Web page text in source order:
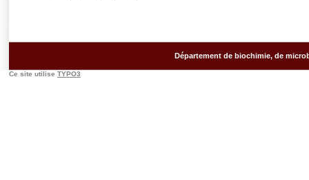
Département de biochimie, de
Ce site utilise TYPO3